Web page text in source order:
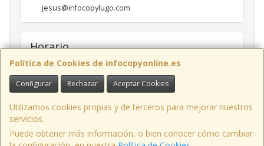
Política de Cookies de infocopyonline.es
Configurar Rechazar Aceptar Cookies
Utilizamos cookies propias y de terceros para mejorar nuestros
servicios.
Puede obtener más información, o bien conocer cómo cambiar
jesus@infocopylugo.com
Horario
10:00 - 13:30 16:30 - 20:00
Infocopy Lugo, C.B. · C/ Doctor Casares, 122 Bajo, 27400 Monforte de
Lemos, Lugo, España · CIF: E27283464 · Tel.: 982 410 739 · Email: